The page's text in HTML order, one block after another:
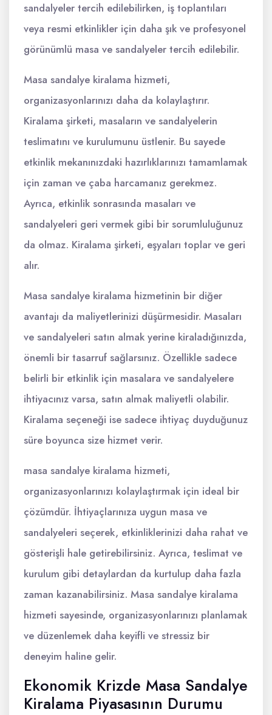
sandalyeler tercih edilebilirken, iş toplantıları
veya resmi etkinlikler için daha şık ve profesyonel
görünümlü masa ve sandalyeler tercih edilebilir.
Masa sandalye kiralama hizmeti,
organizasyonlarınızı daha da kolaylaştırır.
Kiralama şirketi, masaların ve sandalyelerin
teslimatını ve kurulumunu üstlenir. Bu sayede
etkinlik mekanınızdaki hazırlıklarınızı tamamlamak
için zaman ve çaba harcamanız gerekmez.
Ayrıca, etkinlik sonrasında masaları ve
sandalyeleri geri vermek gibi bir sorumluluğunuz
da olmaz. Kiralama şirketi, eşyaları toplar ve geri
alır.
Masa sandalye kiralama hizmetinin bir diğer
avantajı da maliyetlerinizi düşürmesidir. Masaları
ve sandalyeleri satın almak yerine kiraladığınızda,
önemli bir tasarruf sağlarsınız. Özellikle sadece
belirli bir etkinlik için masalara ve sandalyelere
ihtiyacınız varsa, satın almak maliyetli olabilir.
Kiralama seçeneği ise sadece ihtiyaç duyduğunuz
süre boyunca size hizmet verir.
masa sandalye kiralama hizmeti,
organizasyonlarınızı kolaylaştırmak için ideal bir
çözümdür. İhtiyaçlarınıza uygun masa ve
sandalyeleri seçerek, etkinliklerinizi daha rahat ve
gösterişli hale getirebilirsiniz. Ayrıca, teslimat ve
kurulum gibi detaylardan da kurtulup daha fazla
zaman kazanabilirsiniz. Masa sandalye kiralama
hizmeti sayesinde, organizasyonlarınızı planlamak
ve düzenlemek daha keyifli ve stressiz bir
deneyim haline gelir.
Ekonomik Krizde Masa Sandalye
Kiralama Piyasasının Durumu